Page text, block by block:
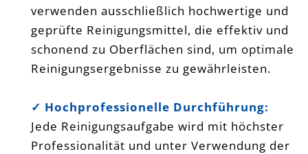
verwenden ausschließlich hochwertige und
geprüfte Reinigungsmittel, die effektiv und
schonend zu Oberflächen sind, um optimale
Reinigungsergebnisse zu gewährleisten.
✓ Hochprofessionelle Durchführung:
Jede Reinigungsaufgabe wird mit höchster
Professionalität und unter Verwendung der